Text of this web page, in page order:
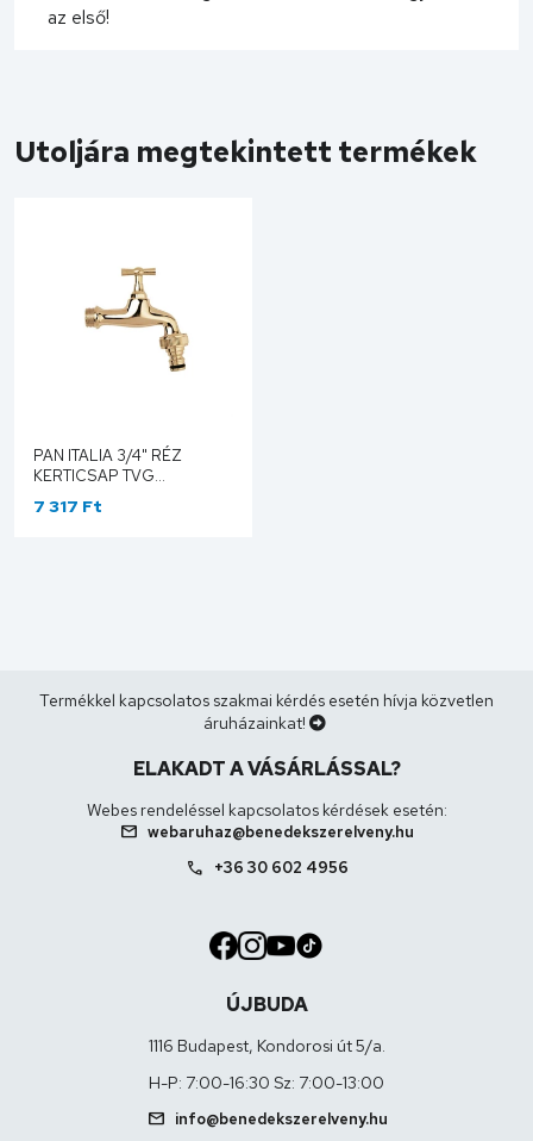
az első!
Utoljára megtekintett termékek
PAN ITALIA 3/4" RÉZ
KERTICSAP TVG
KUPLUNGOS 996R
7 317 Ft
Termékkel kapcsolatos szakmai kérdés esetén hívja közvetlen
áruházainkat!
ELAKADT A VÁSÁRLÁSSAL?
Webes rendeléssel kapcsolatos kérdések esetén:
mail webaruhaz@benedekszerelveny.hu
call +36 30 602 4956
ÚJBUDA
1116 Budapest, Kondorosi út 5/a.
H-P: 7:00-16:30 Sz: 7:00-13:00
mail info@benedekszerelveny.hu